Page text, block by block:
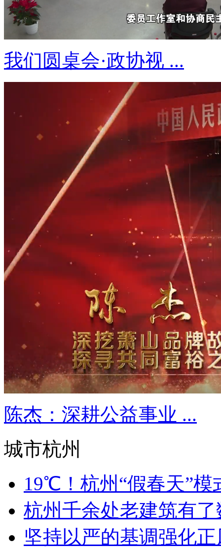
我们圆桌会·政协视 ...
陈杰：深耕公益事业 ...
城市杭州
19℃！杭州“假春天”模
杭州千余处老建筑有
坚持以严的基调强化